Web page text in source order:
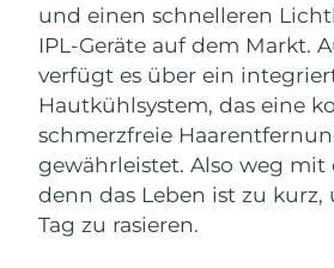
und einen schnelleren
IPL-Geräte auf dem Markt.
verfügt es über ein
Hautkühlsystem, das eine
schmerzfreie
gewährleistet. Also weg mit
denn das Leben ist zu kurz,
Tag zu rasieren.
LUNA™ 4 Plus
Massage, LED
LUNA™ 4 Men
For men, anti-aging
BEAR™ 2 go
Microcurrent toning
BEAR™ 2 eyes
Microcurrent line
Hydratisierung
UFO™ 3 Set
Deep facial hydration
UFO™ 3 LED
Near-infrared and
device
issa™ 4
Hybrid silicone sonic
issa™ 4 plus
Smart hybrid silicone
FAQ™ ANTI-AGING-
Anti-aging
NEW
Belgien
Bermuda
Bosnien und
Herzegowina